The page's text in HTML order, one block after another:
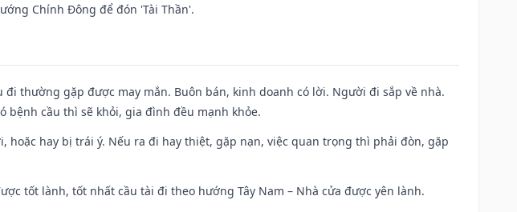
Chính Đông để đón 'Tài Thần'.
đi thường gặp được may mắn. Buôn bán, kinh doanh có lời. Người đi sắp về nhà.
bệnh cầu thì sẽ khỏi, gia đình đều mạnh khỏe.
hoặc hay bị trái ý. Nếu ra đi hay thiệt, gặp nạn, việc quan trọng thì phải đòn, gặp
tốt lành, tốt nhất cầu tài đi theo hướng Tây Nam – Nhà cửa được yên lành.